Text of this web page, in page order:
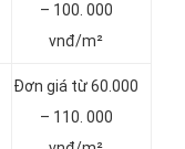
– 100. 000
vnđ/m²
Đơn giá từ 60.000
– 110. 000